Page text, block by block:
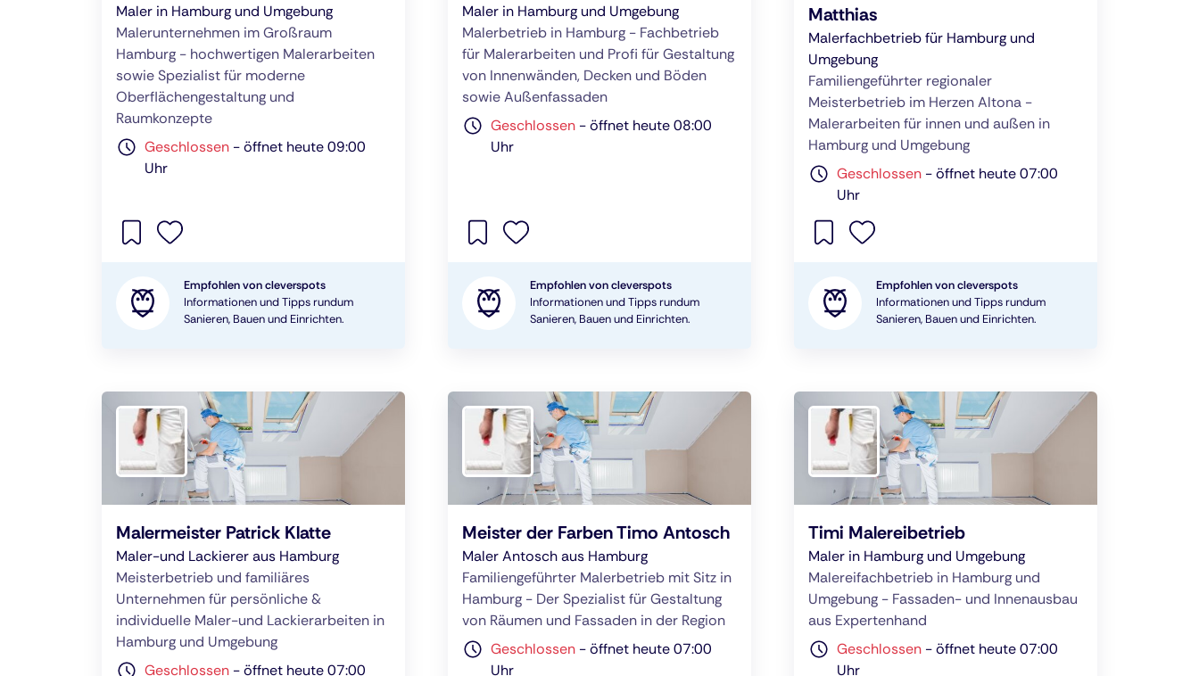
Maler in Hamburg und Umgebung
Malerunternehmen im Großraum
Hamburg - hochwertigen Malerarbeiten
sowie Spezialist für moderne
Oberflächengestaltung und
Raumkonzepte
Geschlossen -öffnet heute 09:00
Uhr
Empfohlen von cleverspots
Informationen und Tipps rundum
Sanieren, Bauen und Einrichten.
Maler in Hamburg und Umgebung
Malerbetrieb in Hamburg - Fachbetrieb
für Malerarbeiten und Profi für Gestaltung
von Innenwänden, Decken und Böden
sowie Außenfassaden
Geschlossen -öffnet heute 08:00
Uhr
Empfohlen von cleverspots
Informationen und Tipps rundum
Sanieren, Bauen und Einrichten.
Matthias
Malerfachbetrieb für Hamburg und
Umgebung
Familiengeführter regionaler
Meisterbetrieb im Herzen Altona -
Malerarbeiten für innen und außen in
Hamburg und Umgebung
Geschlossen -öffnet heute 07:00
Uhr
Empfohlen von cleverspots
Informationen und Tipps rundum
Sanieren, Bauen und Einrichten.
Malermeister Patrick Klatte
Maler-und Lackierer aus Hamburg
Meisterbetrieb und familiäres
Unternehmen für persönliche &
individuelle Maler-und Lackierarbeiten in
Hamburg und Umgebung
Geschlossen -öffnet heute 07:00
Meister der Farben Timo Antosch
Maler Antosch aus Hamburg
Familiengeführter Malerbetrieb mit Sitz in
Hamburg - Der Spezialist für Gestaltung
von Räumen und Fassaden in der Region
Geschlossen -öffnet heute 07:00
Uhr
Timi Malereibetrieb
Maler in Hamburg und Umgebung
Malereifachbetrieb in Hamburg und
Umgebung - Fassaden- und Innenausbau
aus Expertenhand
Geschlossen -öffnet heute 07:00
Uhr